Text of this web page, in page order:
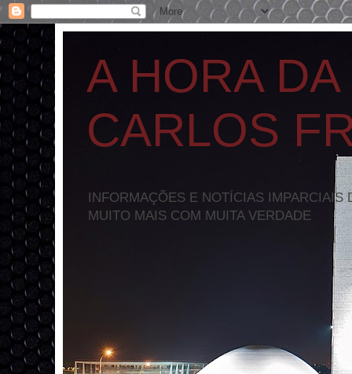
A HORA
CARLOS
INFORMAÇÕES E NOTÍCIAS
MUITO MAIS COM MUITA VERDADE